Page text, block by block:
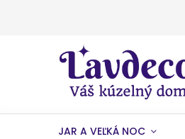
JAR A VEĽKÁ NOC